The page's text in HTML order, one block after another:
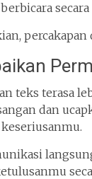
teks terasa
dan